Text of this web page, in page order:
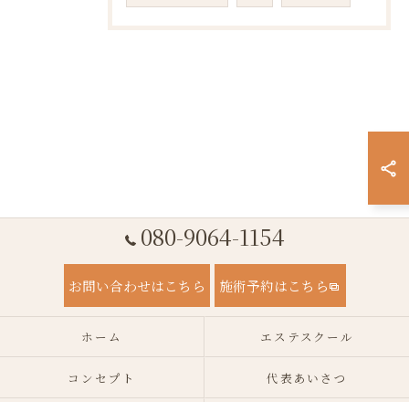
080-9064-1154
お問い合わせはこちら 施術予約はこちら
ホーム エステスクール
コンセプト 代表あいさつ